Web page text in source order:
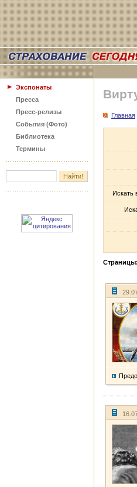
Экспонаты
Пресса
Пресс-релизы
События (Фото)
Библиотека
Термины
Главная
Искать